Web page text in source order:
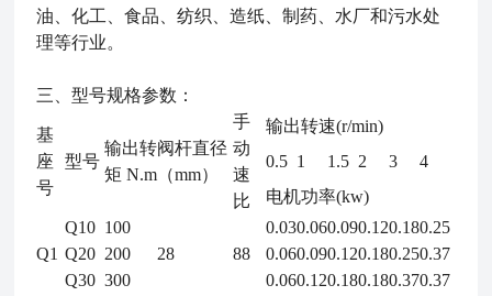
油、化工、食品、纺织、造纸、制药、水厂和污水处
理等行业。
三、型号规格参数：
基
座
号
型号
输出转
矩 N.m
阀杆直径
（mm）
手
动
速
比
输出转速(r/min)
0.5 1 1.5 2 3
4
电机功率(kw)
Q1
Q10 100
28
88
0.030.060.090.120.180.25
Q20 200 0.060.090.120.180.250.37
Q30 300 0.060.120.180.180.370.37